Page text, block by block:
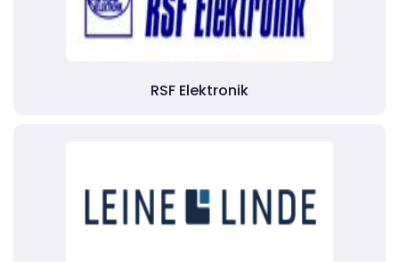
RSF Elektronik